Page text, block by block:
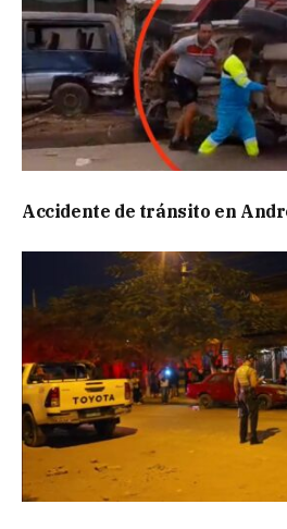
Accidente de tránsito en